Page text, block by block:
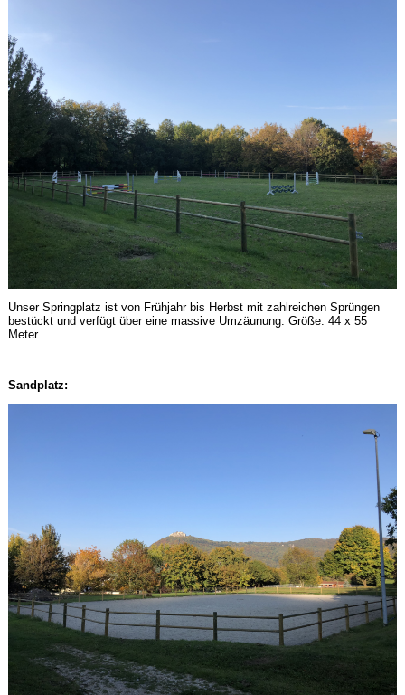
Unser Springplatz ist von Frühjahr bis Herbst mit zahlreichen Sprüngen
bestückt und verfügt über eine massive Umzäunung. Größe: 44 x 55
Meter.
Sandplatz: